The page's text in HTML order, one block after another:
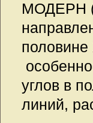
МОДЕРН
углов в
линий,